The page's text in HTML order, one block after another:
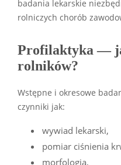
badania lekarskie
rolniczych chorób
Profilaktyka —
rolników?
Wstępne i okresowe
czynniki jak:
wywiad lekarski,
pomiar ciśnienia
morfologia,